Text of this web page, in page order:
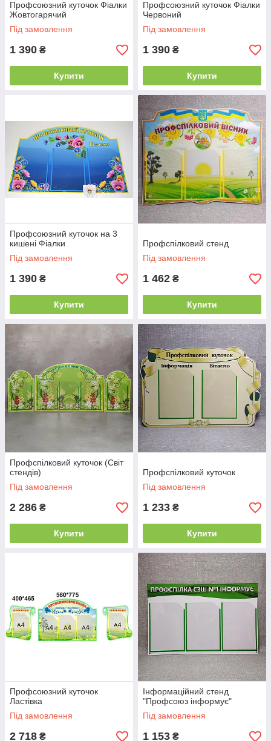
Профсоюзний куточок Фіалки
Жовтогарячий
Під замовлення
1 390 ₴
Купити
Профсоюзний куточок Фіалки
Червоний
Під замовлення
1 390 ₴
Купити
Профсоюзний куточок на 3
кишені Фіалки
Під замовлення
1 390 ₴
Купити
Профспілковий стенд
Під замовлення
1 462 ₴
Купити
Профспілковий куточок (Світ
стендів)
Під замовлення
2 286 ₴
Купити
Профспілковий куточок
Під замовлення
1 233 ₴
Купити
Профсоюзний куточок
Ластівка
Під замовлення
2 718 ₴
Інформаційний стенд
"Профсоюз інформує"
Під замовлення
1 153 ₴